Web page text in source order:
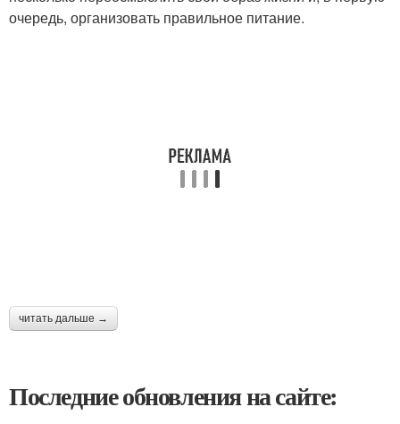
очередь, организовать правильное питание.
читать дальше →
Последние обновления на сайте: